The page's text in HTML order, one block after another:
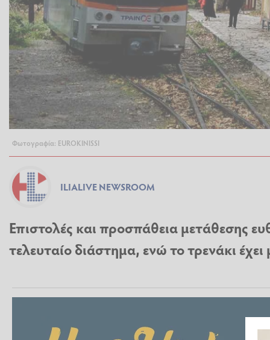
Φωτογραφία: EUROKINISSI
ILIALIVE NEWSROOM
Επιστολές και προσπάθεια μετάθεσης
τελευταίο διάστημα, ενώ το τρενάκι έχει